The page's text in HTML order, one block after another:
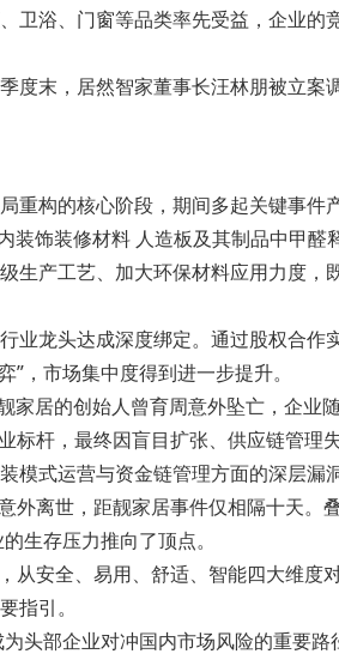
卫浴、门窗等品类率先受益，企业
度末，居然智家董事长汪林朋被立
构的核心阶段，期间多起关键事件
饰装修材料 人造板及其制品中甲
生产工艺、加大环保材料应用力度
业龙头达成深度绑定。通过股权合
，市场集中度得到进一步提升。
居的创始人曾育周意外坠亡，企业
标杆，最终因盲目扩张、供应链管
式运营与资金链管理方面的深层漏洞
外离世，距靓家居事件仅相隔十天
生存压力推向了顶点。
从安全、易用、舒适、智能四大维
指引。
头部企业对冲国内市场风险的重要